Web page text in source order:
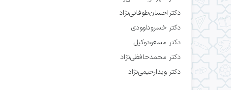
دکتر احسان‌طوفانی‌نژاد
دکتر خسروداوودی
دکتر مسعودوکیل
دکتر محمدحافظی‌نژاد
دکتر ویدارحیمی‌نژاد